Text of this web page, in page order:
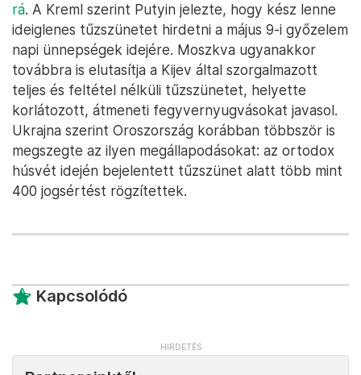
rá. A Kreml szerint Putyin jelezte, hogy kész lenne
ideiglenes tűzszünetet hirdetni a május 9-i győzelem
napi ünnepségek idejére. Moszkva ugyanakkor
továbbra is elutasítja a Kijev által szorgalmazott
teljes és feltétel nélküli tűzszünetet, helyette
korlátozott, átmeneti fegyvernyugvásokat javasol.
Ukrajna szerint Oroszország korábban többször is
megszegte az ilyen megállapodásokat: az ortodox
húsvét idején bejelentett tűzszünet alatt több mint
400 jogsértést rögzítettek.
Kapcsolódó